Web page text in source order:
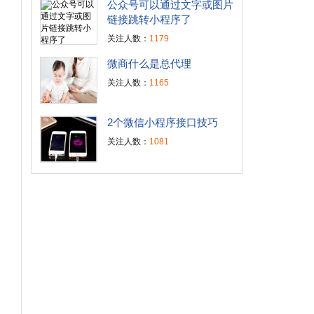
公众号可以通过文字或图片
链接跳转小程序了
关注人数： 1179
微商什么是总代理
关注人数： 1165
2个微信小程序接口技巧
关注人数： 1081